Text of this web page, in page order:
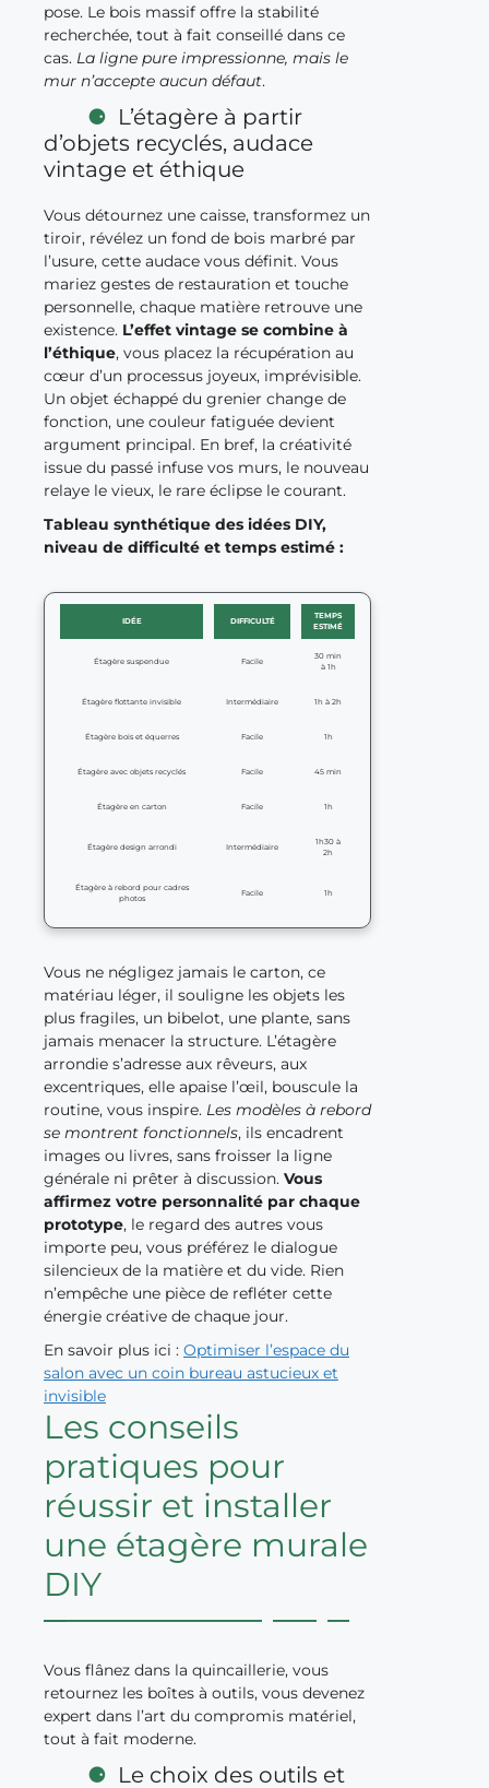
pose. Le bois massif offre la stabilité
recherchée, tout à fait conseillé dans ce
cas. La ligne pure impressionne, mais le
mur n’accepte aucun défaut.
L’étagère à partir
d’objets recyclés, audace
vintage et éthique
Vous détournez une caisse, transformez un
tiroir, révélez un fond de bois marbré par
l’usure, cette audace vous définit. Vous
mariez gestes de restauration et touche
personnelle, chaque matière retrouve une
existence. L’effet vintage se combine à
l’éthique, vous placez la récupération au
cœur d’un processus joyeux, imprévisible.
Un objet échappé du grenier change de
fonction, une couleur fatiguée devient
argument principal. En bref, la créativité
issue du passé infuse vos murs, le nouveau
relaye le vieux, le rare éclipse le courant.
Tableau synthétique des idées DIY,
niveau de difficulté et temps estimé :
IDÉE DIFFICULTÉ
TEMPS
ESTIMÉ
Étagère suspendue Facile
30 min
à 1h
Étagère flottante invisible Intermédiaire 1h à 2h
Étagère bois et équerres Facile 1h
Étagère avec objets recyclés Facile 45 min
Étagère en carton Facile 1h
Étagère design arrondi Intermédiaire
1h30 à
2h
Étagère à rebord pour cadres
photos
Facile 1h
Vous ne négligez jamais le carton, ce
matériau léger, il souligne les objets les
plus fragiles, un bibelot, une plante, sans
jamais menacer la structure. L’étagère
arrondie s’adresse aux rêveurs, aux
excentriques, elle apaise l’œil, bouscule la
routine, vous inspire. Les modèles à rebord
se montrent fonctionnels, ils encadrent
images ou livres, sans froisser la ligne
générale ni prêter à discussion. Vous
affirmez votre personnalité par chaque
prototype, le regard des autres vous
importe peu, vous préférez le dialogue
silencieux de la matière et du vide. Rien
n’empêche une pièce de refléter cette
énergie créative de chaque jour.
En savoir plus ici : Optimiser l’espace du
salon avec un coin bureau astucieux et
invisible
Les conseils
pratiques pour
réussir et installer
une étagère murale
DIY
Vous flânez dans la quincaillerie, vous
retournez les boîtes à outils, vous devenez
expert dans l’art du compromis matériel,
tout à fait moderne.
Le choix des outils et